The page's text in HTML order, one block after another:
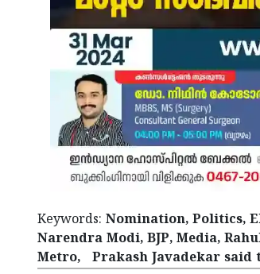
Keywords: Nomination, Politics,
Narendra Modi, BJP, Media,
Metro, Prakash Javadekar said